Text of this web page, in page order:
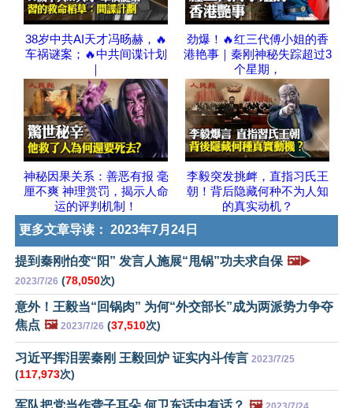
38岁中共AI天才冯旸赫，🔥
车祸谜案；🔥中共间谍计划
｜
劲爆！🔥红三代傅小姐的香
港艳事｜秦刚神秘失踪超过3
个星期，
神秘因果关系：善恶有报 毫
厘不爽 神理赏罚，揭示人命
运的评判机制！
李毅突发挑衅，直指习氏王
朝！背后隐藏何种不为人知
的真实动机？
更多文章导读： 2023年7月24日
提到秦刚怕变“阳” 发言人施展“甩锅”功夫求自保 🖼️▶️
2023/7/26 (78,050次)
意外！王毅当“回锅肉” 为何“外交部长”成为两派势力争夺
焦点 🖼️ 2023/7/26 (37,510次)
习近平挥泪罢秦刚 王毅回炉 证实内斗传言 2023/7/25
(117,973次)
军队把党当作聋子耳朵 何卫东话中有话？ 🖼️